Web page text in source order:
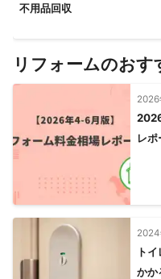
不用品回収
リフォームのおす
2026
レポ
ト
かか